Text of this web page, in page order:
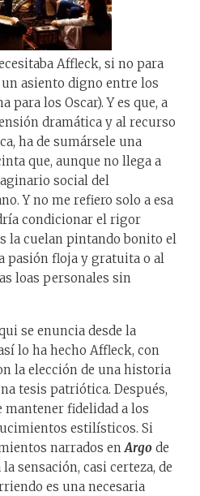
Affleck, si no para
asiento digno entre los
para los Oscar). Y es que, a
dramática y al recurso
ha de sumársele una
que, aunque no llega a
social del
Y no me refiero solo a esa
condicionar el rigor
la cuelan pintando bonito el
pasión floja y gratuita o al
loas personales sin
se enuncia desde la
lo ha hecho Affleck, con
la elección de una historia
tesis patriótica. Después,
mantener fidelidad a los
estilísticos. Si
narrados enArgo de
sensación, casi certeza, de
es una necesaria